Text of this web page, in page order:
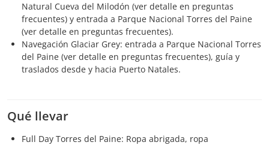
Natural Cueva del Milodón (ver detalle en preguntas
frecuentes) y entrada a Parque Nacional Torres del Paine
(ver detalle en preguntas frecuentes).
Navegación Glaciar Grey: entrada a Parque Nacional Torres
del Paine (ver detalle en preguntas frecuentes), guía y
traslados desde y hacia Puerto Natales.
Qué llevar
Full Day Torres del Paine: Ropa abrigada, ropa